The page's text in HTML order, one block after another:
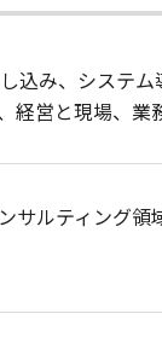
込み、システ
営と現場、
サルティング領